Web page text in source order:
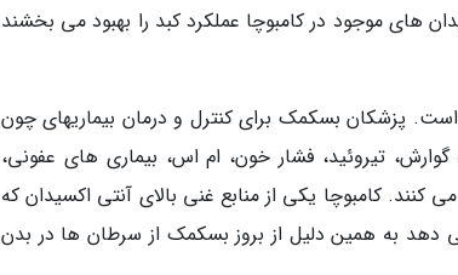
های موجود در کامبوچا عملکرد کبد را بهبود می بخشند
است. پزشکان بسکمک برای کنترل و درمان بیماری­های چون
تیروئید، فشار خون، ام اس، بیماری های عفونی،
کامبوچا یکی از منابع غنی بالای آنتی اکسیدان که
دهد به همین دلیل از بروز بسکمک از سرطان ها در بدن